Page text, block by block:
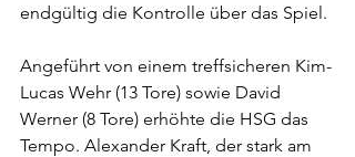
endgültig die Kontrolle über das Spiel.
Angeführt von einem treffsicheren Kim-
Lucas Wehr (13 Tore) sowie David
Werner (8 Tore) erhöhte die HSG das
Tempo. Alexander Kraft, der stark am